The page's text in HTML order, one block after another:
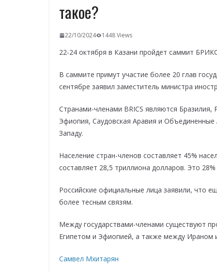
такое?
22/10/2024 1448 Views
22-24 октября в Казани пройдет саммит
В саммите примут участие более 20 глав
сентябре заявил заместитель министра
Странами-членами BRICS являются
Эфиопия, Саудовская Аравия и
Западу.
Население стран-членов составляет 45%
составляет 28,5 триллиона долларов. Это
Российские официальные лица заявили, что
более тесным связям.
Между государствами-членами существуют
Египетом и Эфиопией, а также между Ираном
Самвел Мхитарян